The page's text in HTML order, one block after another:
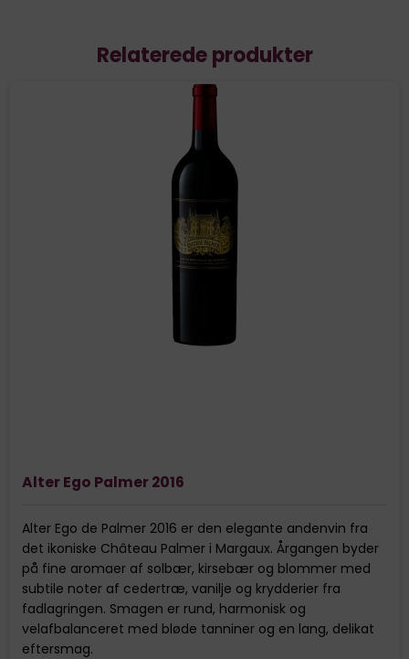
Relaterede produkter
Alter Ego Palmer 2016
Alter Ego de Palmer 2016 er den elegante andenvin fra
det ikoniske Château Palmer i Margaux. Årgangen byder
på fine aromaer af solbær, kirsebær og blommer med
subtile noter af cedertræ, vanilje og krydderier fra
fadlagringen. Smagen er rund, harmonisk og
velafbalanceret med bløde tanniner og en lang, delikat
eftersmag.